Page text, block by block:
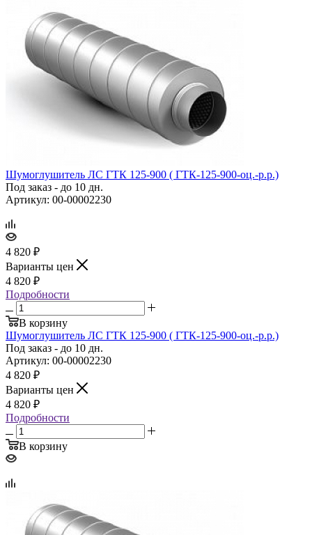
Шумоглушитель ЛС ГТК 125‑900 ( ГТК‑125‑900‑оц.‑р.р.)
Под заказ - до 10 дн.
Артикул: 00-00002230
4 820 ₽
Варианты цен
4 820 ₽
Подробности
В корзину
Шумоглушитель ЛС ГТК 125‑900 ( ГТК‑125‑900‑оц.‑р.р.)
Под заказ - до 10 дн.
Артикул: 00-00002230
4 820 ₽
Варианты цен
4 820 ₽
Подробности
В корзину